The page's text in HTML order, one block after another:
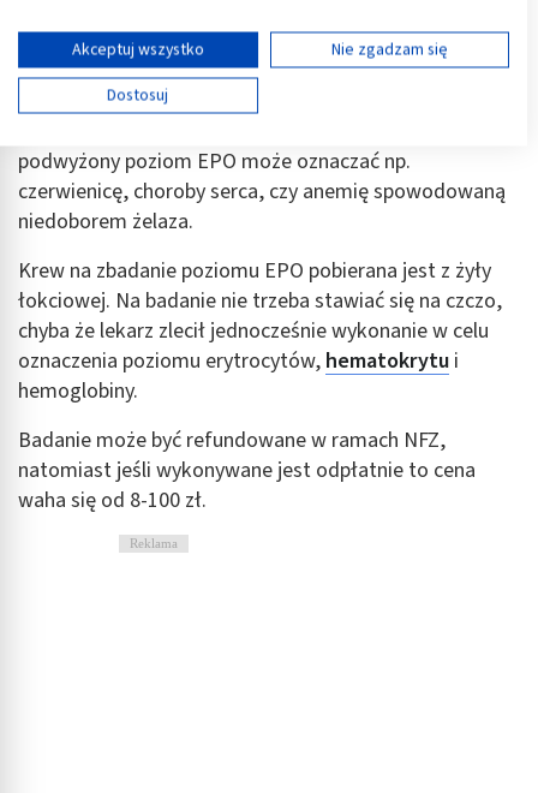
się nieznacznie różnić w zależności od labolatorium,
wieku, płci, a także stanu klinicznego pacjenta. Wynik
poniżej normy wskazuje na niedokrwistość
podwyżony poziom EPO może oznaczać np.
czerwienicę, choroby serca, czy anemię spowodowaną
niedoborem żelaza.
Krew na zbadanie poziomu EPO pobierana jest z żyły
łokciowej. Na badanie nie trzeba stawiać się na czczo,
chyba że lekarz zlecił jednocześnie wykonanie w celu
oznaczenia poziomu erytrocytów, hematokrytu i
hemoglobiny.
Badanie może być refundowane w ramach NFZ,
natomiast jeśli wykonywane jest odpłatnie to cena
waha się od 8-100 zł.
Reklama
Wyświetl listę partnerów (11 dostawców IAB)
Używamy Twoich danych w następujących celach:
Cele przetwarzania IAB:
Przechowywanie informacji na urządzeniu lub
dostęp do nich
Wykorzystywanie ograniczonych danych do
wyboru reklam
Tworzenie profili w celu spersonalizowanych
reklam
Wykorzystanie profili do wyboru
spersonalizowanych reklam
Tworzenie profili w celu personalizacji treści
Wykorzystywanie profili w celu doboru
spersonalizowanych treści
Pomiar efektywności reklam
Akceptuj wszystko
Nie zgadzam się
Dostosuj